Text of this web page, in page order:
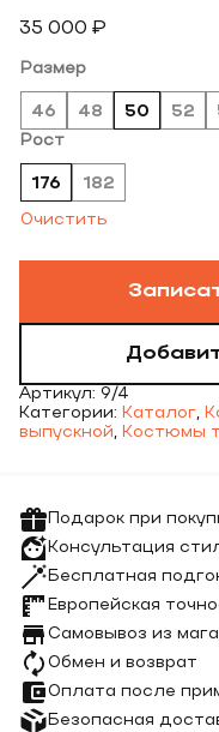
35 000 ₽
Размер
46 48 50 52
Рост
176
182
Очистить
Артикул: 9/4
Категории: Каталог,
выпускной, Костюмы
Подарок при
Консультация
Бесплатная
Европейская
Самовывоз из
Обмен и возврат
Оплата после
Безопасная